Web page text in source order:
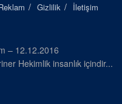
Gizlilik İletişim
– 12.12.2016
Hekimlik insanlık içindir...